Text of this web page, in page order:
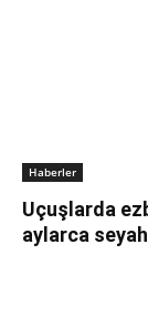
Haberler
Uçuşlarda
aylarca